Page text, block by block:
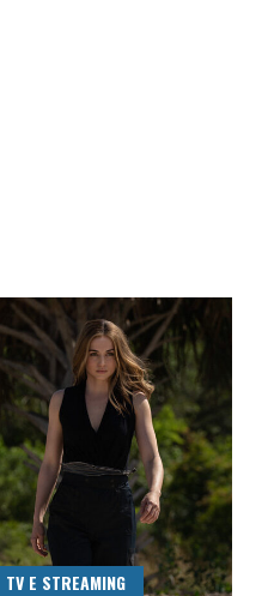
TV E STREAMING